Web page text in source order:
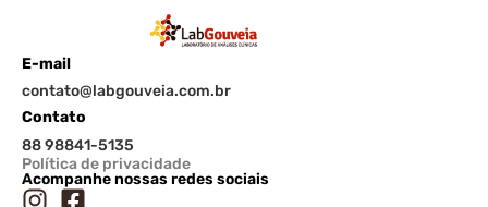
E-mail
contato@labgouveia.com.br
Contato
88 98841-5135
Política de privacidade
Acompanhe nossas redes sociais